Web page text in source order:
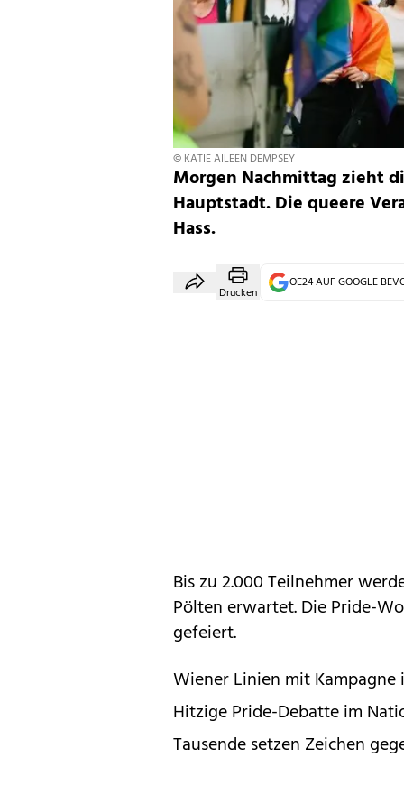
© KATIE AILEEN DEMPSEY
Morgen Nachmittag zieht
Hauptstadt. Die queere
Hass.
Drucken
OE24 AUF GOOGLE
Bis zu 2.000 Teilnehmer
Pölten erwartet. Die Pride-
gefeiert.
Wiener Linien mit
Hitzige Pride-Debatte im
Tausende setzen Zeichen